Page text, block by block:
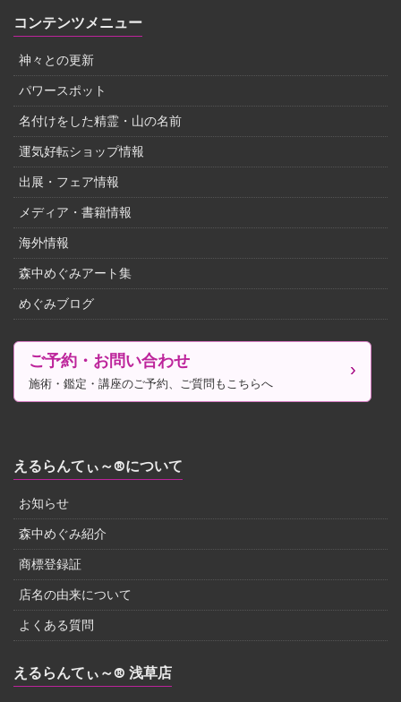
コンテンツメニュー
神々との更新
パワースポット
名付けをした精霊・山の名前
運気好転ショップ情報
出展・フェア情報
メディア・書籍情報
海外情報
森中めぐみアート集
めぐみブログ
ご予約・お問い合わせ
施術・鑑定・講座のご予約、ご質問もこちらへ
えるらんてぃ～®について
お知らせ
森中めぐみ紹介
商標登録証
店名の由来について
よくある質問
えるらんてぃ～® 浅草店